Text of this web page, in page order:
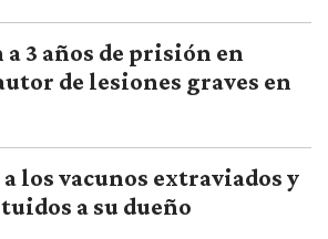
a 3 años de prisión en
de lesiones graves en
los vacunos extraviados y
a su dueño